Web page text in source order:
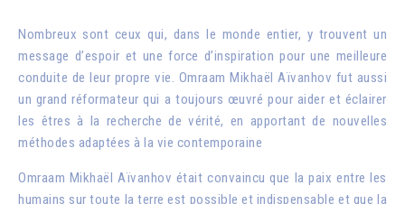
Nombreux sont ceux qui, dans le monde entier, y trouvent un
message d’espoir et une force d’inspiration pour une meilleure
conduite de leur propre vie. Omraam Mikhaël Aïvanhov fut aussi
un grand réformateur qui a toujours œuvré pour aider et éclairer
les êtres à la recherche de vérité, en apportant de nouvelles
méthodes adaptées à la vie contemporaine
Omraam Mikhaël Aïvanhov était convaincu que la paix entre les
humains sur toute la terre est possible et indispensable et que la